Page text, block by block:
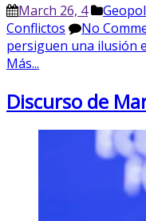
March 26, 4
Conflictos
No
persiguen una ilusión
Más...
Discurso de